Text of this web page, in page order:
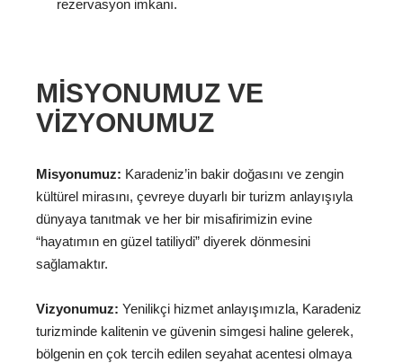
rezervasyon imkanı.
MISYONUMUZ VE
VIZYONUMUZ
Misyonumuz: Karadeniz’in bakir doğasını ve zengin
kültürel mirasını, çevreye duyarlı bir turizm anlayışıyla
dünyaya tanıtmak ve her bir misafirimizin evine
“hayatımın en güzel tatiliydi” diyerek dönmesini
sağlamaktır.
Vizyonumuz: Yenilikçi hizmet anlayışımızla, Karadeniz
turizminde kalitenin ve güvenin simgesi haline gelerek,
bölgenin en çok tercih edilen seyahat acentesi olmaya